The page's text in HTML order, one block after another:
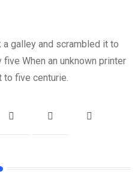
a galley and scrambled it to
When an unknown printer
five centurie.